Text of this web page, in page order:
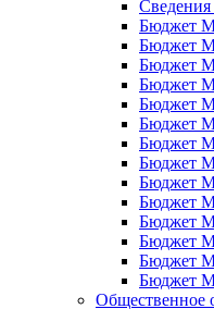
Бюджет
Бюджет
Бюджет
Бюджет
Бюджет
Бюджет
Бюджет
Бюджет
Бюджет
Бюджет
Бюджет
Бюджет
Бюджет
Бюджет
Общественное